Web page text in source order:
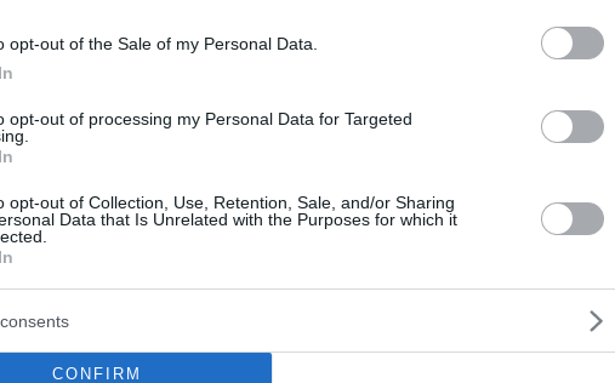
opt-out of the Sale of my Personal Data.
opt-out of processing my Personal Data for Targeted
opt-out of Collection, Use, Retention, Sale, and/or Sharing
Data that Is Unrelated with the Purposes for which it
CONFIRM
e mezzo di storia con una serie di eventi che
con l’aeroporto; come la musica e i capolavori
i viaggi collegano persone di ogni angolo del
dell’operatore aeroportuale, che
l’omonimo compositore.
con maggiore frequenza a partire da giovedì! –
che i viaggiatori che visitano l’aeroporto –
che online. È interessante notare che
a questo proposito, in quanto uno dei brani più